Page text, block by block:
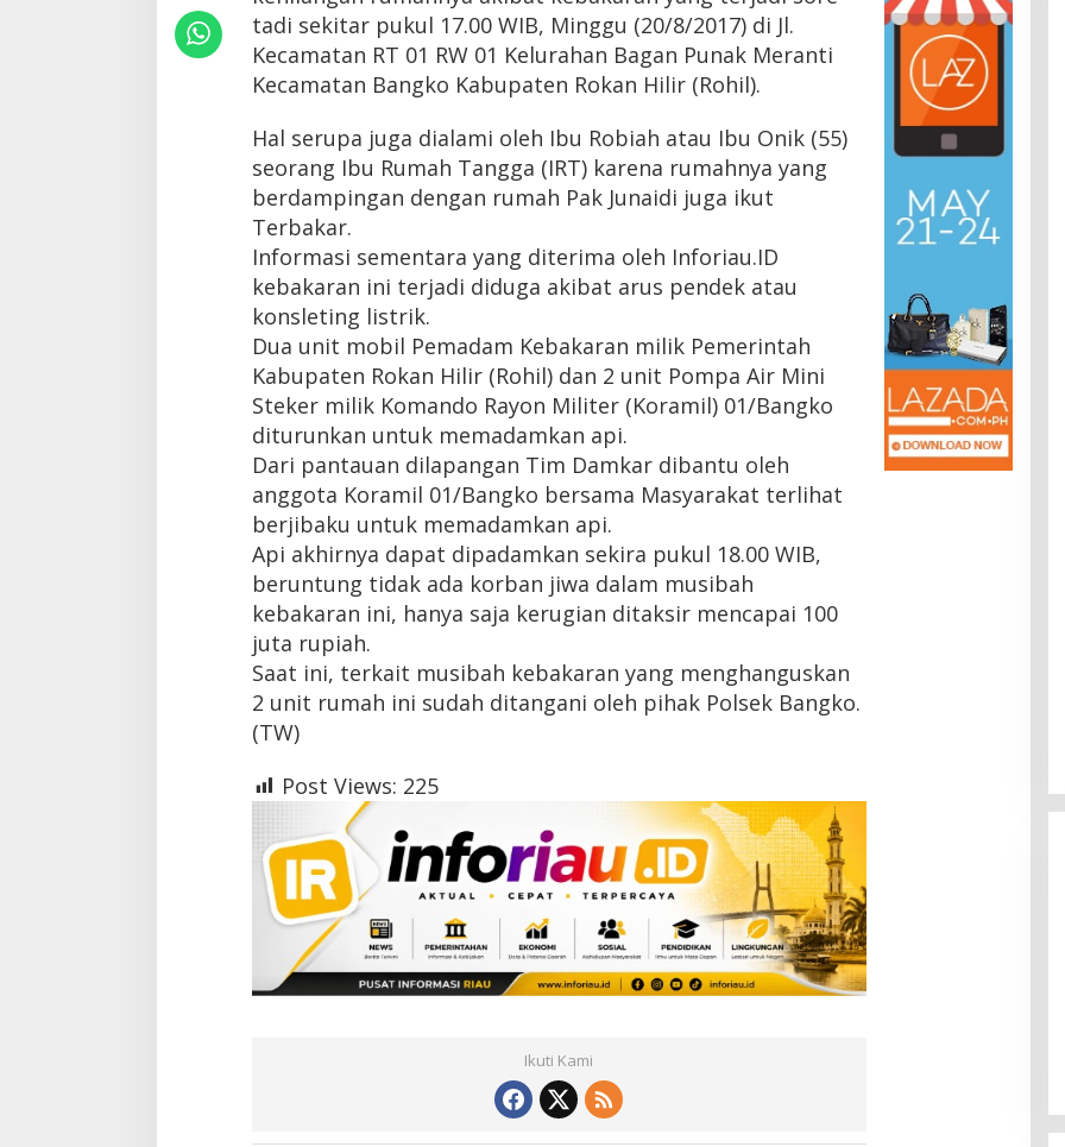
h
i
l
,
2
n
i
t
R
u
a
h
L
d
e
s
T
e
r
a
k
a
r
tadi sekitar pukul 17.00 WIB, Minggu (20/8/2017) di Jl.
Kecamatan RT 01 RW 01 Kelurahan Bagan Punak Meranti
Kecamatan Bangko Kabupaten Rokan Hilir (Rohil).
Hal serupa juga dialami oleh Ibu Robiah atau Ibu Onik (55)
seorang Ibu Rumah Tangga (IRT) karena rumahnya yang
berdampingan dengan rumah Pak Junaidi juga ikut
Terbakar.
Informasi sementara yang diterima oleh Inforiau.ID
kebakaran ini terjadi diduga akibat arus pendek atau
konsleting listrik.
Dua unit mobil Pemadam Kebakaran milik Pemerintah
Kabupaten Rokan Hilir (Rohil) dan 2 unit Pompa Air Mini
Steker milik Komando Rayon Militer (Koramil) 01/Bangko
diturunkan untuk memadamkan api.
Dari pantauan dilapangan Tim Damkar dibantu oleh
anggota Koramil 01/Bangko bersama Masyarakat terlihat
berjibaku untuk memadamkan api.
Api akhirnya dapat dipadamkan sekira pukul 18.00 WIB,
beruntung tidak ada korban jiwa dalam musibah
kebakaran ini, hanya saja kerugian ditaksir mencapai 100
juta rupiah.
Saat ini, terkait musibah kebakaran yang menghanguskan
2 unit rumah ini sudah ditangani oleh pihak Polsek Bangko.
(TW)
Post Views: 225
Ikuti Kami
HMI Pelalawan “Semprot”
DPRD, Soroti Pengawasan